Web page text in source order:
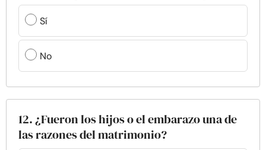
Sí
No
12. ¿Fueron los hijos o el embarazo una de
las razones del matrimonio?